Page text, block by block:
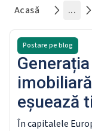
Acasă ...
Postare pe blog
eșuează
În capitalele